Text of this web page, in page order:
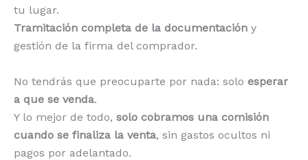
tu lugar.
Tramitación completa de la documentación y
gestión de la firma del comprador.
No tendrás que preocuparte por nada: solo esperar
a que se venda.
Y lo mejor de todo, solo cobramos una comisión
cuando se finaliza la venta, sin gastos ocultos ni
pagos por adelantado.